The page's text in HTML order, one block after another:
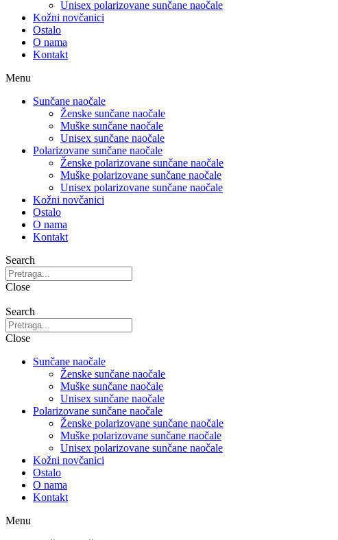
Unisex polarizovane sunčane naočale
Kožni novčanici
Ostalo
O nama
Kontakt
Menu
Sunčane naočale
Ženske sunčane naočale
Muške sunčane naočale
Unisex sunčane naočale
Polarizovane sunčane naočale
Ženske polarizovane sunčane naočale
Muške polarizovane sunčane naočale
Unisex polarizovane sunčane naočale
Kožni novčanici
Ostalo
O nama
Kontakt
Search
Close
Search
Close
Sunčane naočale
Ženske sunčane naočale
Muške sunčane naočale
Unisex sunčane naočale
Polarizovane sunčane naočale
Ženske polarizovane sunčane naočale
Muške polarizovane sunčane naočale
Unisex polarizovane sunčane naočale
Kožni novčanici
Ostalo
O nama
Kontakt
Menu